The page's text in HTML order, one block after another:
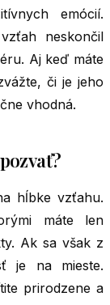
emócií.
neskončil
Aj keď máte
či je jeho
vhodná.
hĺbke vzťahu.
máte len
Ak sa však z
je na mieste.
prirodzene a